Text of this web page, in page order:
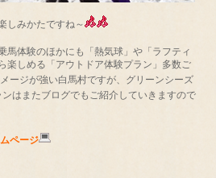
しみかたですね～
馬体験のほかにも「熱気球」や「ラフティ
楽しめる「アウトドア体験プラン」多数ご
ージが強い白馬村ですが、グリーンシーズ
ンはまたブログでもご紹介していきますので
ページ